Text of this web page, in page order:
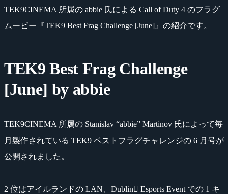
TEK9CINEMA 所属の abbie 氏による Call of Duty 4 のフラグ
ムービー『TEK9 Best Frag Challenge [June]』の紹介です。
TEK9 Best Frag Challenge
[June] by abbie
TEK9CINEMA 所属の Stanislav “abbie” Martinov 氏によって毎
月製作されている TEK9 ベストフラグチャレンジの 6 月号が
公開されました。
2 位はアイルランドの LAN、Dublin Esports Event での 1 キ